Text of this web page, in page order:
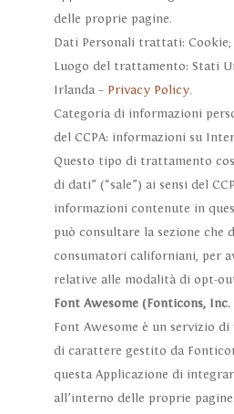
delle proprie pagine.
Dati Personali trattati:
Luogo del trattamento: Stati
Irlanda – Privacy Policy.
Categoria di informazioni
del CCPA: informazioni su
Questo tipo di trattamento
di dati” (“sale”) ai sensi del
informazioni contenute in
può consultare la sezione che
consumatori californiani, per
relative alle modalità di opt-
Font Awesome (Fonticons, Inc.
Font Awesome è un servizio
di carattere gestito da
questa Applicazione di
all’interno delle proprie pagine.